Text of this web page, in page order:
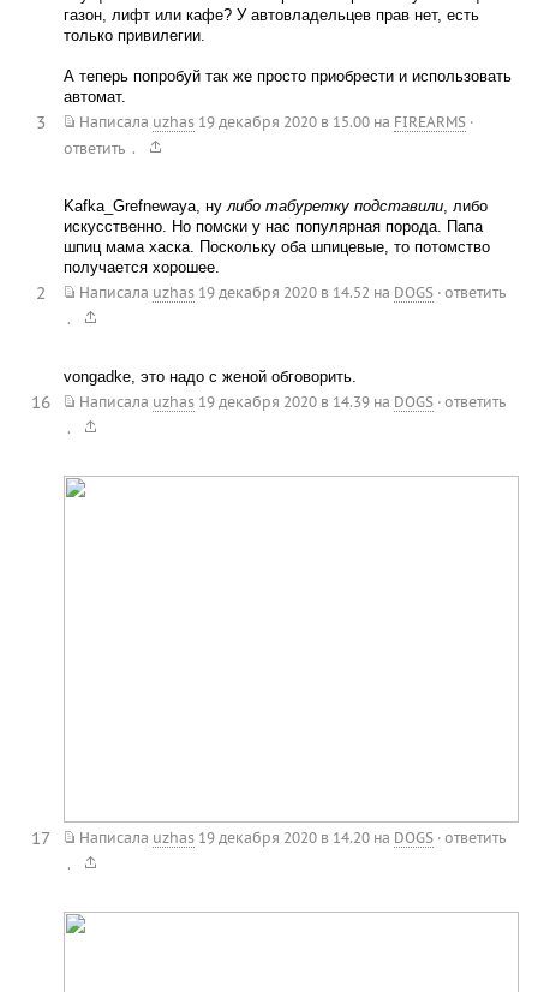
газон, лифт или кафе? У автовладельцев прав нет, есть
только привилегии.
А теперь попробуй так же просто приобрести и использовать
автомат.
Написала uzhas 19 декабря 2020 в 15.00на FIREARMS ·
ответить .
3
Kafka_Grefnewaya, нулибо табуретку подставили, либо
искусственно. Но помски у нас популярная порода. Папа
шпиц мама хаска. Поскольку оба шпицевые, то потомство
получается хорошее.
Написала uzhas 19 декабря 2020 в 14.52 на DOGS · ответить
.
2
vongadke, это надо с женой обговорить.
Написала uzhas 19 декабря 2020 в 14.39на DOGS · ответить
.
16
Написала uzhas 19 декабря 2020 в 14.20на DOGS · ответить
.
17